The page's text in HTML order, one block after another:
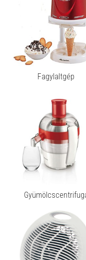
Fagylaltgép